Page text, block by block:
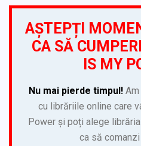
AȘTEPȚI
CA SĂ
IS MY
Nu mai pierde timpul!Am
cu librăriile online care
Power și poți alege
ca să comanzi